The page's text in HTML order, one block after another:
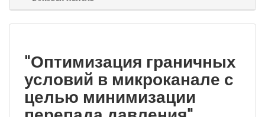
"Оптимизация граничных
условий в микроканале с
целью минимизации